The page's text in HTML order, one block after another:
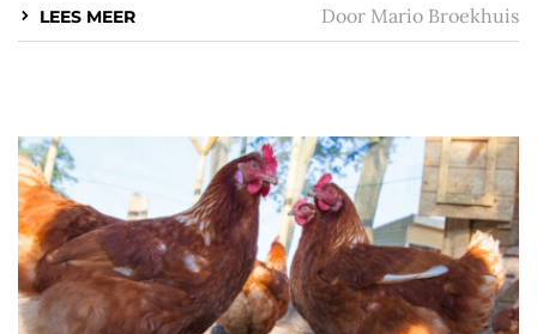
LEES MEER Door Mario Broekhuis